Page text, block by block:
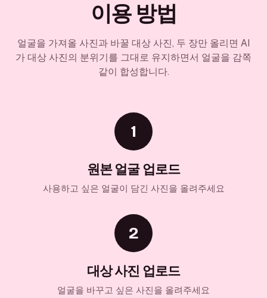
이용 방법
얼굴을 가져올 사진과 바꿀 대상 사진, 두 장만 올리면 AI
가 대상 사진의 분위기를 그대로 유지하면서 얼굴을 감쪽
같이 합성합니다.
1
원본 얼굴 업로드
사용하고 싶은 얼굴이 담긴 사진을 올려주세요
2
대상 사진 업로드
얼굴을 바꾸고 싶은 사진을 올려주세요